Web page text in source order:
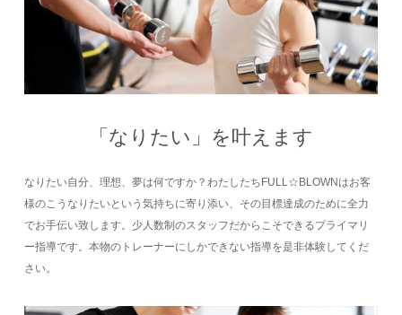
「なりたい」を叶えます
なりたい自分、理想、夢は何ですか？わたしたちFULL☆BLOWNはお客
様のこうなりたいという気持ちに寄り添い、その目標達成のために全力
でお手伝い致します。少人数制のスタッフだからこそできるプライマリ
ー指導です。本物のトレーナーにしかできない指導を是非体験してくだ
さい。